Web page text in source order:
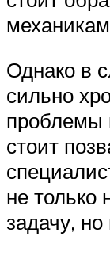
Однако в
сильно
проблемы
стоит
не только
задачу, но